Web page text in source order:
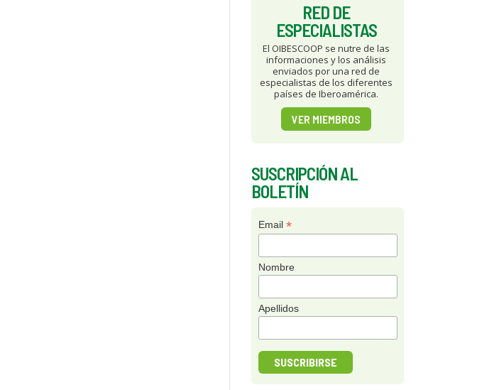
RED DE
ESPECIALISTAS
El OIBESCOOP se nutre de las
informaciones y los análisis
enviados por una red de
especialistas de los diferentes
países de Iberoamérica.
VER MIEMBROS
SUSCRIPCIÓN AL
BOLETÍN
Email *
Nombre
Apellidos